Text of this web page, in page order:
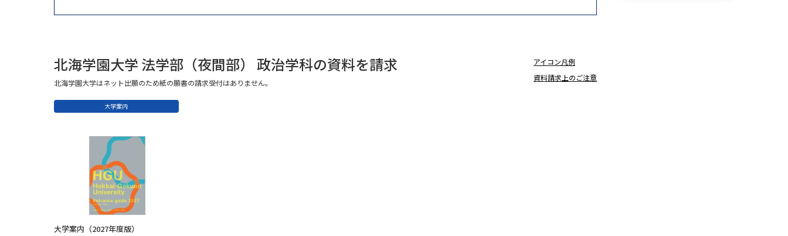
大学で学べる内容や特徴を調べる
北海学園大学 法学部（夜間部） 政治学科の資料を請求
北海学園大学はネット出願のため紙の願書の請求受付はありません。
アイコン凡例
資料請求上のご注意
大学案内
大学案内（2027年度版）